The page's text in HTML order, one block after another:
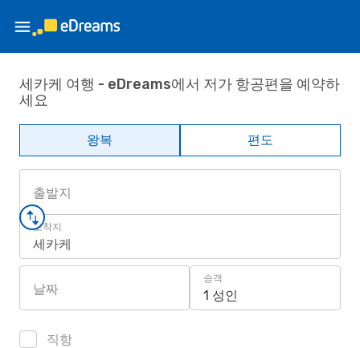
세카케 여행 - eDreams에서 저가 항공편을 예약하
세요
왕복 편도
출발지
도착지
세카케
날짜
승객
1 성인
직항